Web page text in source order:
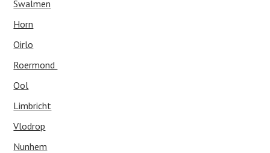
Swalmen
Horn
Oirlo
Roermond
Ool
Limbricht
Vlodrop
Nunhem